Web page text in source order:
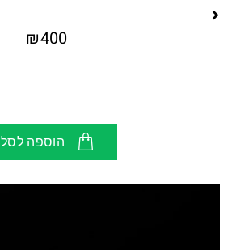
₪400
הוספה לסל